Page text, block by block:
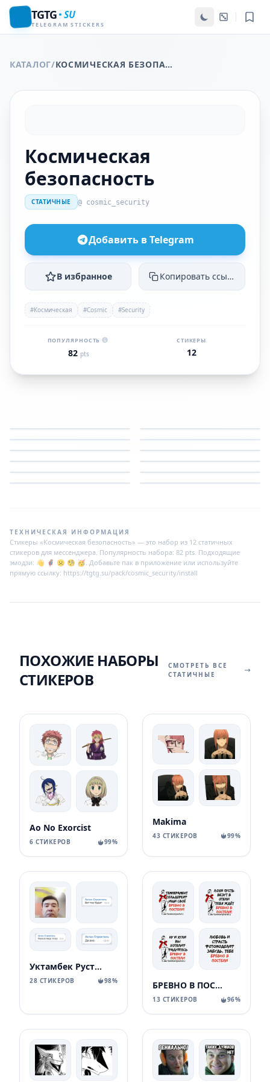
TGTG SU
TELEGRAM STICKERS
КАТАЛОГ/ КОСМИЧЕСКАЯ БЕЗОПАСНОСТЬ
Космическая
безопасность
СТАТИЧНЫЕ @ cosmic_security
Добавить в Telegram
В избранное Копировать ссылку
#Космическая #Cosmic #Security
ПОПУЛЯРНОСТЬ
82 pts
СТИКЕРЫ
12
ТЕХНИЧЕСКАЯ ИНФОРМАЦИЯ
Стикеры «Космическая безопасность» — это набор из 12 статичных
стикеров для мессенджера. Популярность набора: 82 pts. Подходящие
эмодзи: 👋 🦸‍♀ ☹️ 🧐 🥳. Добавьте пак в приложение или используйте
прямую ссылку: https://tgtg.su/pack/cosmic_security/install
ПОХОЖИЕ НАБОРЫ
СТИКЕРОВ
СМОТРЕТЬ ВСЕ
СТАТИЧНЫЕ
Ao No Exorcist
6 СТИКЕРОВ 99%
Makima
43 СТИКЕРОВ 99%
Уктамбек Рустамбекович
28 СТИКЕРОВ 98% БРЕВНО В ПОСТЕЛИ
13 СТИКЕРОВ 96%